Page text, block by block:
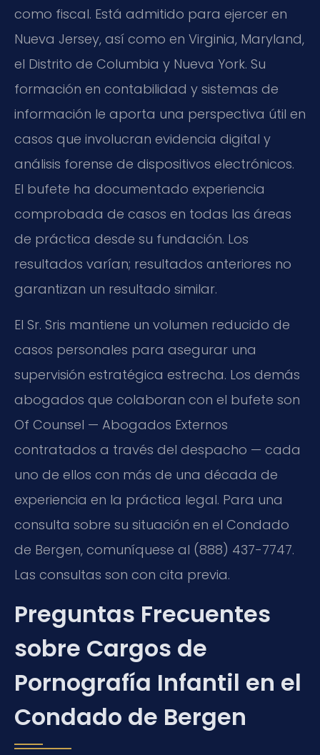
como fiscal. Está admitido para ejercer en
Nueva Jersey, así como en Virginia, Maryland,
el Distrito de Columbia y Nueva York. Su
formación en contabilidad y sistemas de
información le aporta una perspectiva útil en
casos que involucran evidencia digital y
análisis forense de dispositivos electrónicos.
El bufete ha documentado experiencia
comprobada de casos en todas las áreas
de práctica desde su fundación. Los
resultados varían; resultados anteriores no
garantizan un resultado similar.
El Sr. Sris mantiene un volumen reducido de
casos personales para asegurar una
supervisión estratégica estrecha. Los demás
abogados que colaboran con el bufete son
Of Counsel — Abogados Externos
contratados a través del despacho — cada
uno de ellos con más de una década de
experiencia en la práctica legal. Para una
consulta sobre su situación en el Condado
de Bergen, comuníquese al (888) 437-7747.
Las consultas son con cita previa.
Preguntas Frecuentes
sobre Cargos de
Pornografía Infantil en el
Condado de Bergen